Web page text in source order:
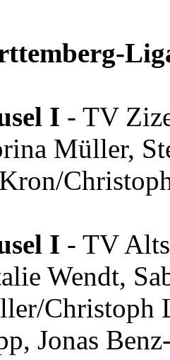
I - TV
Müller,
/C
I - TV
Wendt,
Christoph
Jonas